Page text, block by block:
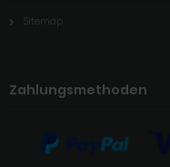
Sitemap
Zahlungsmethoden